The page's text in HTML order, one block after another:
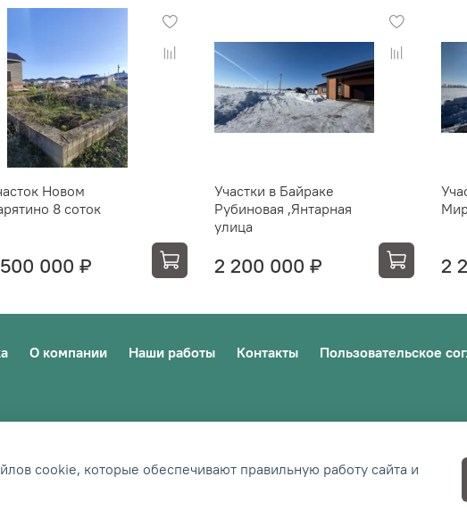
Новом
8 соток
000 ₽
Участки в Байраке
Рубиновая ,Янтарная
улица
2 200 000 ₽ 2
О компании Наши работы Контакты
Пользовательское
cookie, которые обеспечивают правильную работу сайта и